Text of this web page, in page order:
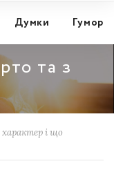
Думки Гумор
та з
характер і що